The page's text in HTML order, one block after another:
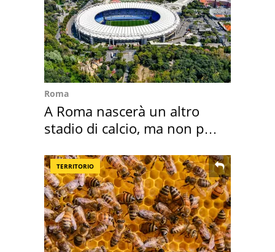
Roma
A Roma nascerà un altro
stadio di calcio, ma non per
TERRITORIO